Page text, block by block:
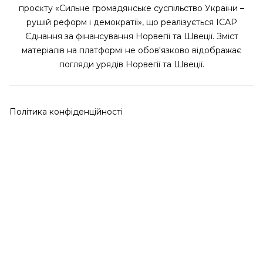
проєкту «Сильне громадянське суспільство України –
рушій реформ і демократії», що реалізується ІСАР
Єднання за фінансування Норвегії та Швеції. Зміст
матеріалів на платформі не обов'язково відображає
погляди урядів Норвегії та Швеції.
Політика конфіденційності